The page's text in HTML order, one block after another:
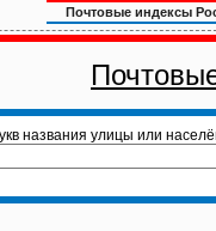
Почтовые индексы
названия улицы или